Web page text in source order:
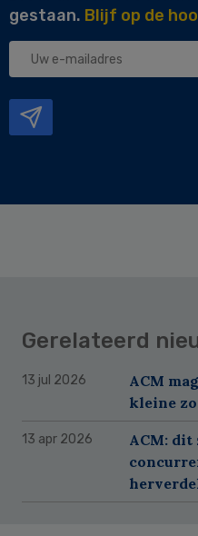
gestaan. Blijf op de
Uw
Gerelateerd
13 jul 2026
ACM
kleine
13 apr 2026
ACM: dit